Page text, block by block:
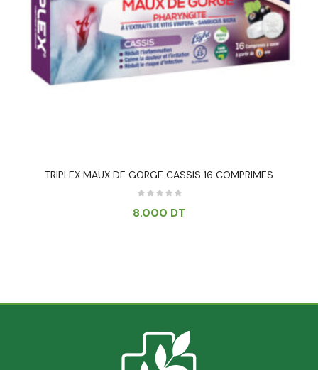
TRIPLEX MAUX DE GORGE CASSIS 16 COMPRIMES
8.000 DT